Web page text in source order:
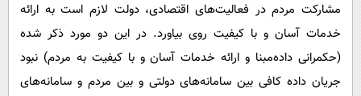
مشارکت مردم در فعالیت‌های اقتصادی، دولت لازم است به ارائه
خدمات آسان و با کیفیت روی بیاورد. در این دو مورد ذکر شده
(حکمرانی داده‌مبنا و ارائه خدمات آسان و با کیفیت به مردم) نبود
جریان داده کافی بین سامانه‌های دولتی و بین مردم و سامانه‌های